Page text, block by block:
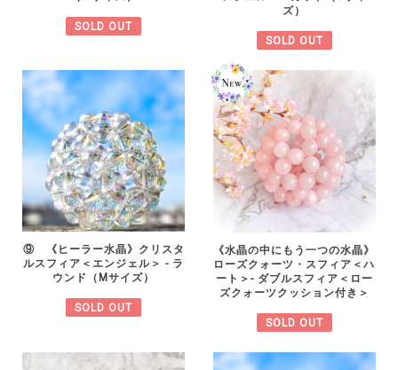
SOLD OUT
ズ）
SOLD OUT
⑨ 《ヒーラー水晶》クリスタ
ルスフィア＜エンジェル＞ - ラ
ウンド（Mサイズ）
SOLD OUT
《水晶の中にもう一つの水晶》
ローズクォーツ・スフィア＜ハ
ート＞- ダブルスフィア＜ロー
ズクォーツクッション付き＞
SOLD OUT